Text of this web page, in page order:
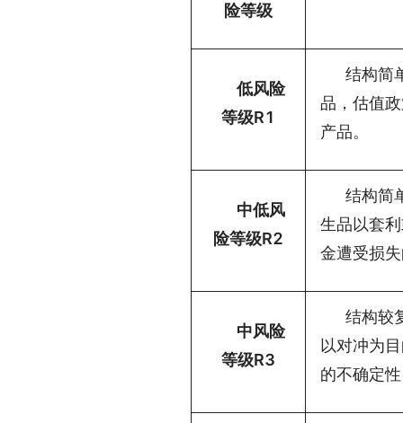
险等级
低风险
等级R1
结构简
品，估值
产品。
中低风
险等级R2
结构简
生品以套
金遭受损
中风险
等级R3
结构较
以对冲为
的不确定